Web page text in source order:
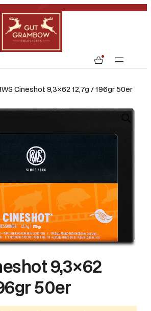
0
Cineshot 9,3×62 12,7g / 196gr 50er
9,3×62
50er